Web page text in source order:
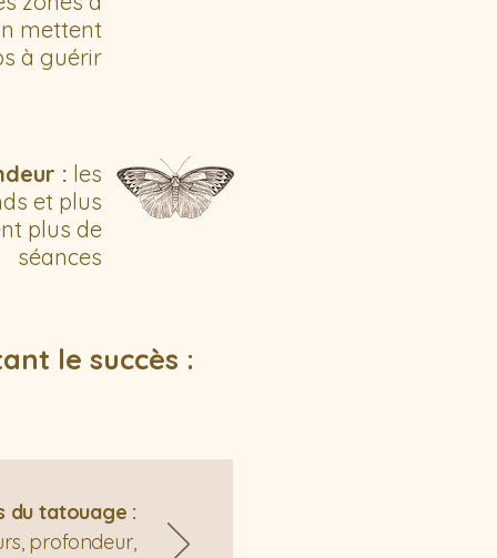
mettent
à guérir
: les
et plus
plus de
séances
le succès :
du tatouage :
profondeur,